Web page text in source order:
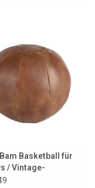
Basketball für
/ Vintage-